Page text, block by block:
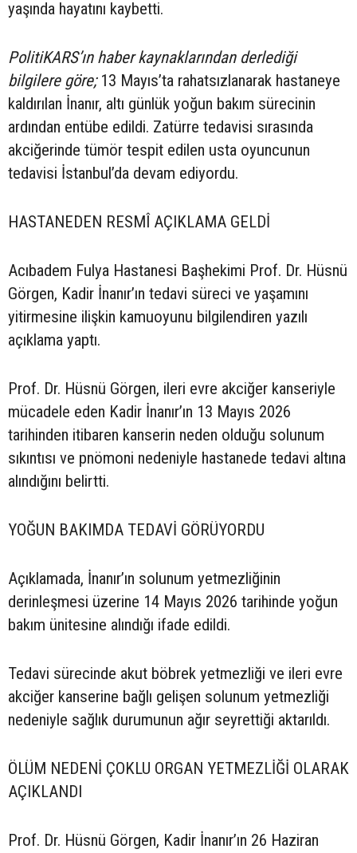
yaşında hayatını kaybetti.
PolitiKARS’ın haber kaynaklarından derlediği
bilgilere göre;13 Mayıs’ta rahatsızlanarak hastaneye
kaldırılan İnanır, altı günlük yoğun bakım sürecinin
ardından entübe edildi. Zatürre tedavisi sırasında
akciğerinde tümör tespit edilen usta oyuncunun
tedavisi İstanbul’da devam ediyordu.
HASTANEDEN RESMÎ AÇIKLAMA GELDİ
Acıbadem Fulya Hastanesi Başhekimi Prof. Dr. Hüsnü
Görgen, Kadir İnanır’ın tedavi süreci ve yaşamını
yitirmesine ilişkin kamuoyunu bilgilendiren yazılı
açıklama yaptı.
Prof. Dr. Hüsnü Görgen, ileri evre akciğer kanseriyle
mücadele eden Kadir İnanır’ın 13 Mayıs 2026
tarihinden itibaren kanserin neden olduğu solunum
sıkıntısı ve pnömoni nedeniyle hastanede tedavi altına
alındığını belirtti.
YOĞUN BAKIMDA TEDAVİ GÖRÜYORDU
Açıklamada, İnanır’ın solunum yetmezliğinin
derinleşmesi üzerine 14 Mayıs 2026 tarihinde yoğun
bakım ünitesine alındığı ifade edildi.
Tedavi sürecinde akut böbrek yetmezliği ve ileri evre
akciğer kanserine bağlı gelişen solunum yetmezliği
nedeniyle sağlık durumunun ağır seyrettiği aktarıldı.
ÖLÜM NEDENİ ÇOKLU ORGAN YETMEZLİĞİ OLARAK
AÇIKLANDI
Prof. Dr. Hüsnü Görgen, Kadir İnanır’ın 26 Haziran